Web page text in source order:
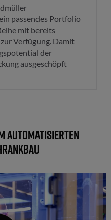
passendes Portfolio
mit bereits
Verfügung. Damit
der
ausgeschöpft
automatisierten